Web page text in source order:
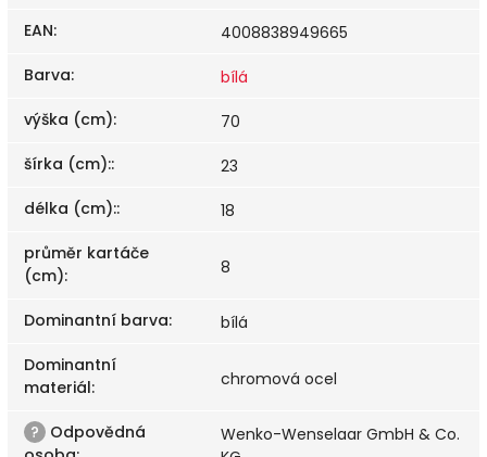
EAN:
4008838949665
Barva:
bílá
výška (cm):
70
šírka (cm)::
23
délka (cm)::
18
průměr kartáče
(cm): 8
Dominantní barva:
bílá
Dominantní
materiál: chromová ocel
? Odpovědná
Wenko-Wenselaar GmbH & Co.